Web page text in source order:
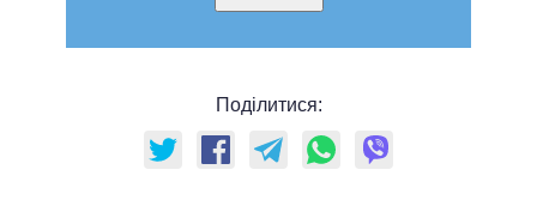
Поділитися: